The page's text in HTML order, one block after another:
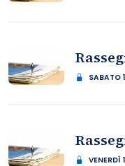
SABATO
VENERDÌ